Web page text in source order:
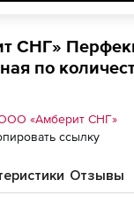
СНГ»
по
качества
«Амберит СНГ»
ссылку
Отзывы